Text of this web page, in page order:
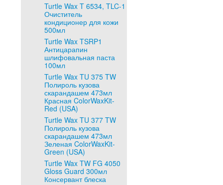
Turtle Wax T 6534, TLC-1
Очиститель
кондиционер для кожи
500мл
Turtle Wax TSRP1
Антицарапин
шлифовальная паста
100мл
Turtle Wax TU 375 TW
Полироль кузова
скарандашем 473мл
Красная ColorWaxKit-
Red (USA)
Turtle Wax TU 377 TW
Полироль кузова
скарандашем 473мл
Зеленая ColorWaxKit-
Green (USA)
Turtle Wax TW FG 4050
Gloss Guard 300мл
Консервант блеска